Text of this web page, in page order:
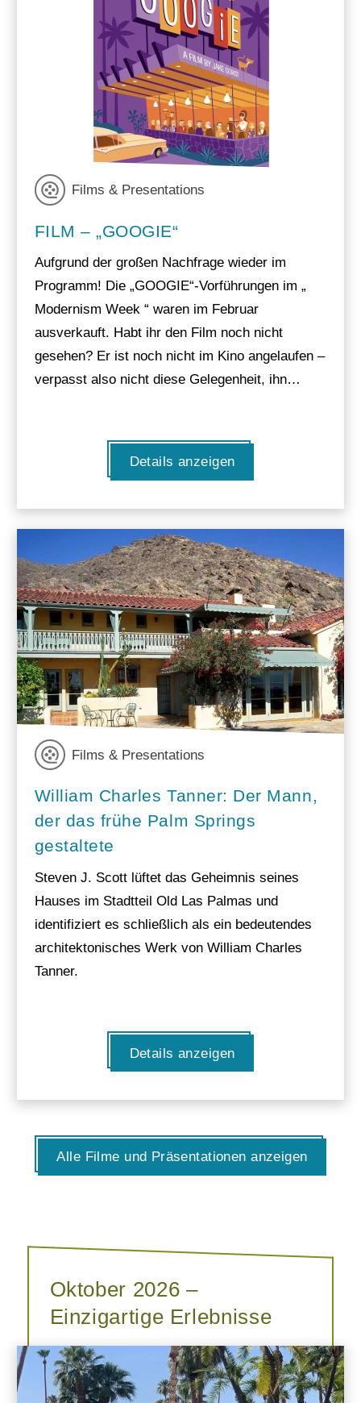
Films & Presentations
FILM – „GOOGIE“
Aufgrund der großen Nachfrage wieder im
Programm! Die „GOOGIE“-Vorführungen im „
Modernism Week “ waren im Februar
ausverkauft. Habt ihr den Film noch nicht
gesehen? Er ist noch nicht im Kino angelaufen –
verpasst also nicht diese Gelegenheit, ihn…
Details anzeigen
Films & Presentations
William Charles Tanner: Der Mann,
der das frühe Palm Springs
gestaltete
Steven J. Scott lüftet das Geheimnis seines
Hauses im Stadtteil Old Las Palmas und
identifiziert es schließlich als ein bedeutendes
architektonisches Werk von William Charles
Tanner.
Details anzeigen
Alle Filme und Präsentationen anzeigen
Oktober 2026 –
Einzigartige Erlebnisse